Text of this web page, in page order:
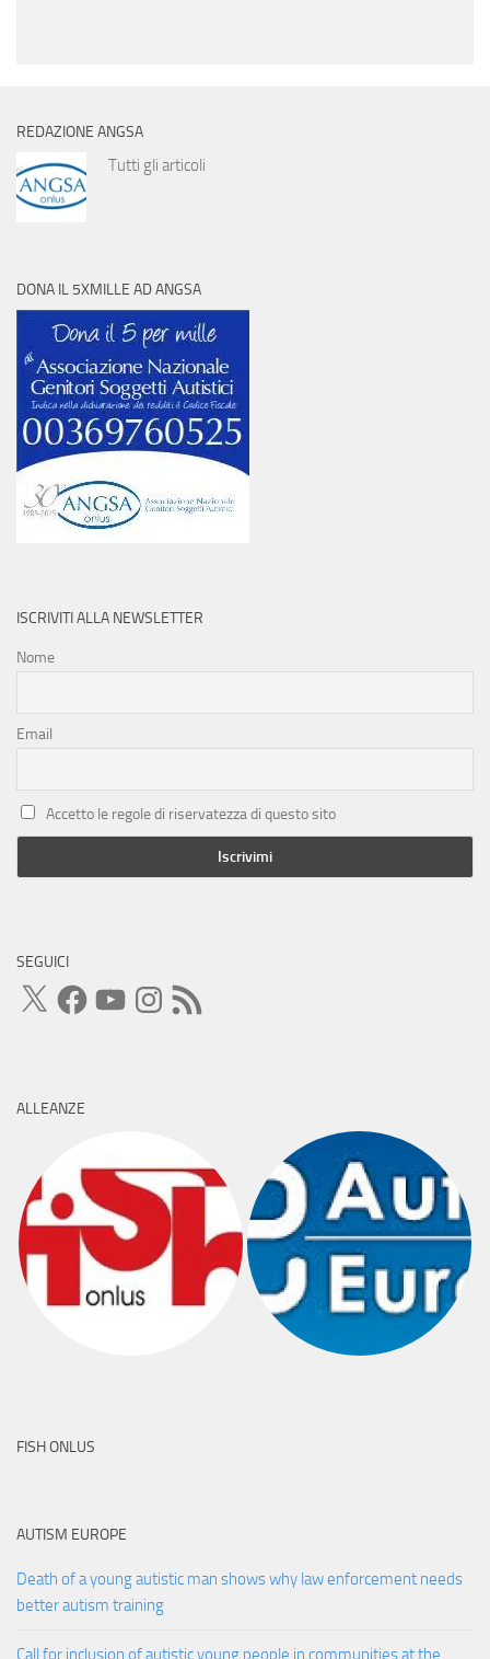
REDAZIONE ANGSA
Tutti gli articoli
DONA IL 5XMILLE AD ANGSA
ISCRIVITI ALLA NEWSLETTER
Nome
Email
Accetto le regole di riservatezza di questo sito
SEGUICI
X FacebookYouTubeInstagram
Feed
RSS
ALLEANZE
FISH ONLUS
AUTISM EUROPE
Death of a young autistic man shows why law enforcement needs
better autism training
Call for inclusion of autistic young people in communities at the